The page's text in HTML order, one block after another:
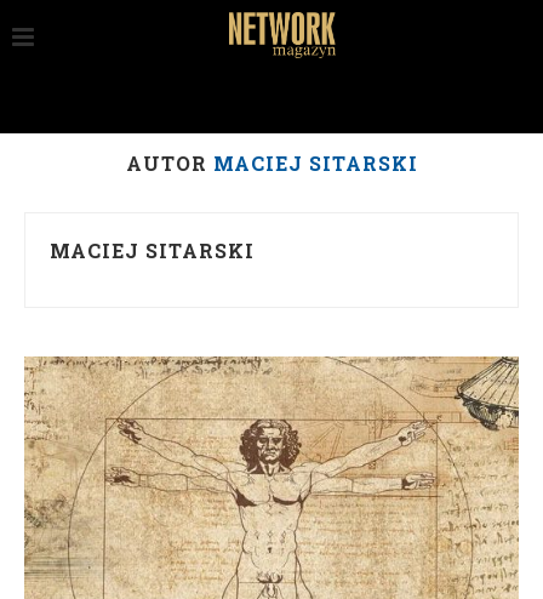
AUTOR MACIEJ SITARSKI
MACIEJ SITARSKI